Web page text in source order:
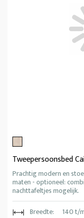
Tweepersoonsbed
Prachtig modern en
maten - optioneel:
nachttafeltjes mogelijk.
Breedte:
140 t/